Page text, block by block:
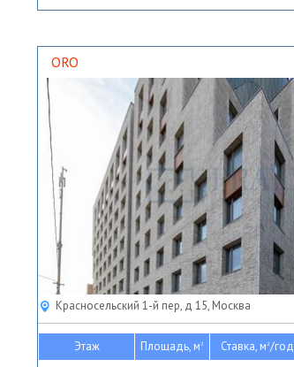
ORO
Красносельский 1-й пер, д 15, Москва
Этаж Площадь, м2 Ставка, м2/год